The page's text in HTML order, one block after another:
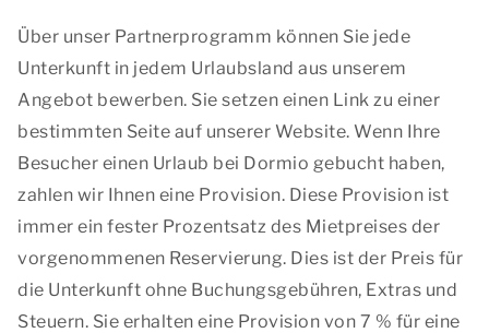
Über unser Partnerprogramm können Sie jede
Unterkunft in jedem Urlaubsland aus unserem
Angebot bewerben. Sie setzen einen Link zu einer
bestimmten Seite auf unserer Website. Wenn Ihre
Besucher einen Urlaub bei Dormio gebucht haben,
zahlen wir Ihnen eine Provision. Diese Provision ist
immer ein fester Prozentsatz des Mietpreises der
vorgenommenen Reservierung. Dies ist der Preis für
die Unterkunft ohne Buchungsgebühren, Extras und
Steuern. Sie erhalten eine Provision von 7 % für eine